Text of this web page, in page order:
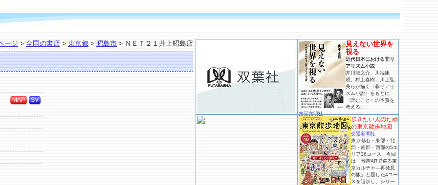
ージ > 全国の書店 > 東京都 > 昭島市 > ＮＥＴ２１井上昭島店
MAP SV
見えない世界を
視る
近代日本における非リ
アリズム小説
芥川龍之介、川端康
成、村上春樹、川上弘
美らが描く〈非リアリ
ズム小説〉をもとに
〈読むこと〉の本質を
考える。
第三文明社
歩きたい人のため
の東京散歩地図
交通新聞社
東京都心・東部・北
部・南部・西部の5エ
リア36コース、今回
は「音声ARで巡る東
京カルチャ―再発見
の旅」と題した4コー
スを追加し、シリー